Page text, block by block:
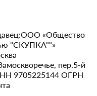
«Общество
"СКУПКА""»
пер.5-й
9705225144 ОГРН